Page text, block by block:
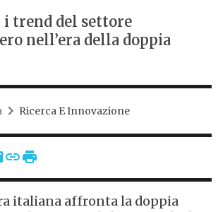
i trend del settore
nell’era della doppia
Ricerca E Innovazione
italiana affronta la doppia